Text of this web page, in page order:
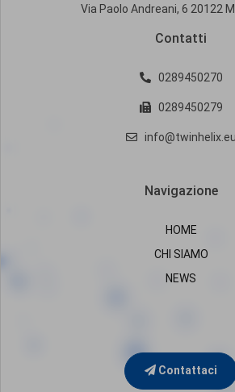
Via Paolo Andreani, 6 20122
Contatti
0289450270
0289450279
info@twinhelix.eu
Navigazione
HOME
CHI SIAMO
NEWS
Contattaci